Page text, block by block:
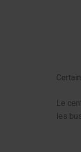
Le
les